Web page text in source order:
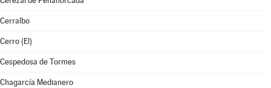
Cerralbo
Cerro (El)
Cespedosa de Tormes
Chagarcía Medianero